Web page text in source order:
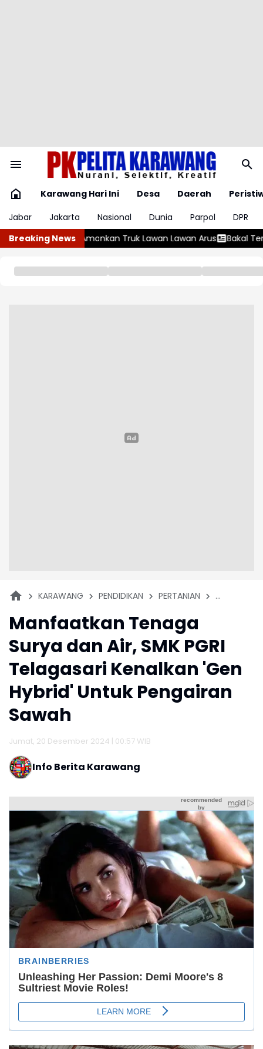
Karawang Hari Ini Desa Daerah
Jabar
Jakarta Nasional Dunia Parpol
DPR
Breaking News
Truk Lawan Lawan Arus Bakal Terjadi Gerhana Matahari Total
KARAWANG PENDIDIKAN PERTANIAN TEKNOLOGI
Manfaatkan Tenaga
Surya dan Air, SMK PGRI
Telagasari Kenalkan 'Gen
Hybrid' Untuk Pengairan
Sawah
Jumat, 20 Desember 2024 | 00:57 WIB
Info Berita Karawang